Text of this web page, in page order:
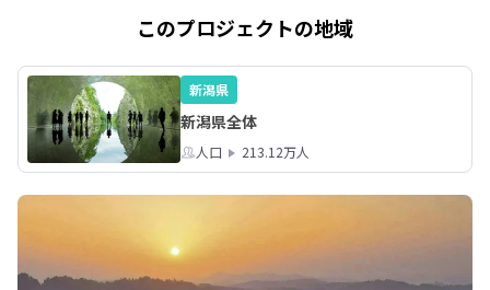
このプロジェクトの地域
新潟県
新潟県全体
人口 213.12万人